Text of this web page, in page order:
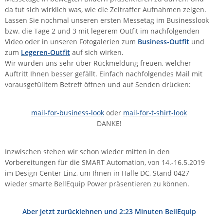
IEC Lock
Ihse
Kerlink
Kramer Electronics
KVM TEC
Legrand
Netio
Panorama Antennas
PatchSee
Poynting
da tut sich wirklich was, wie die Zeitraffer Aufnahmen zeigen.
Lassen Sie nochmal unseren ersten Messetag im Businesslook
bzw. die Tage 2 und 3 mit legerem Outfit im nachfolgenden
Video oder in unseren Fotogalerien zum Business-Outfit und
zum Legeren-Outfit auf sich wirken.
Wir würden uns sehr über Rückmeldung freuen, welcher
Auftritt Ihnen besser gefällt. Einfach nachfolgendes Mail mit
vorausgefülltem Betreff öffnen und auf Senden drücken:
mail-for-business-look oder mail-for-t-shirt-look
DANKE!
Inzwischen stehen wir schon wieder mitten in den
Vorbereitungen für die SMART Automation, von 14.-16.5.2019
im Design Center Linz, um Ihnen in Halle DC, Stand 0427
wieder smarte BellEquip Power präsentieren zu können.
Aber jetzt zurücklehnen und 2:23 Minuten BellEquip